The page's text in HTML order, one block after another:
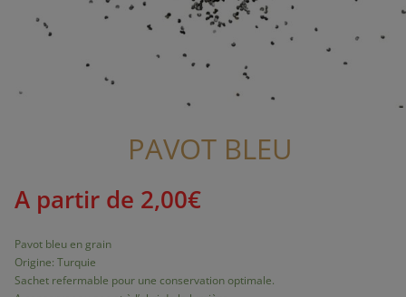
PAVOT BLEU
A partir de 2,00€
Pavot bleu en grain
Origine: Turquie
Sachet refermable pour une conservation optimale.